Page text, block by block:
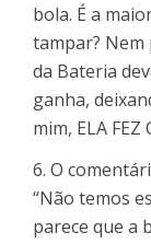
bola. É a
tampar? Nem
da Bateria
ganha,
mim, ELA FEZ
6. O
“Não temos
parece que a